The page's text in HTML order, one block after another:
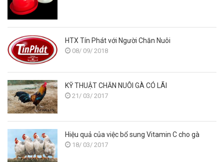
HTX Tín Phát với Người Chăn Nuôi
08/ 09/ 2018
KỸ THUẬT CHĂN NUÔI GÀ CÓ LÃI
21/ 03/ 2017
Hiệu quả của việc bổ sung Vitamin C cho gà
18/ 03/ 2017